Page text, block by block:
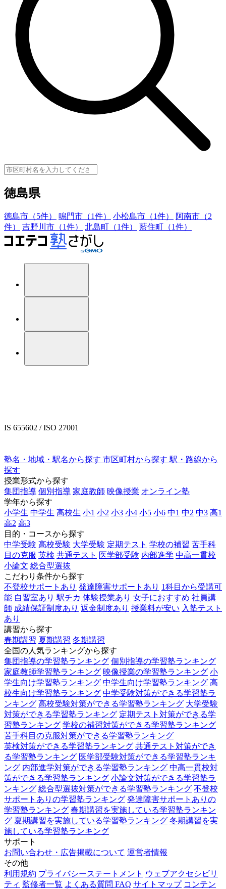
徳島県
徳島市（5件） 鳴門市（1件） 小松島市（1件）
阿南市（2
件）
吉野川市（1件） 北島町（1件） 藍住町（1件）
IS 655602 / ISO 27001
塾名・地域・駅名から探す 市区町村から探す 駅・路線から
探す
授業形式から探す
集団指導 個別指導 家庭教師 映像授業 オンライン塾
学年から探す
小学生 中学生 高校生 小1 小2 小3 小4 小5 小6 中1 中2 中3 高1
高2 高3
目的・コースから探す
中学受験 高校受験 大学受験 定期テスト 学校の補習 苦手科
目の克服 英検 共通テスト 医学部受験 内部進学 中高一貫校
小論文 総合型選抜
こだわり条件から探す
不登校サポートあり 発達障害サポートあり 1科目から受講可
能 自習室あり 駅チカ 体験授業あり 女子におすすめ 社員講
師 成績保証制度あり 返金制度あり 授業料が安い 入塾テスト
あり
講習から探す
春期講習 夏期講習 冬期講習
全国の人気ランキングから探す
集団指導の学習塾ランキング 個別指導の学習塾ランキング
家庭教師学習塾ランキング 映像授業の学習塾ランキング 小
学生向け学習塾ランキング 中学生向け学習塾ランキング 高
校生向け学習塾ランキング 中学受験対策ができる学習塾ラ
ンキング 高校受験対策ができる学習塾ランキング 大学受験
対策ができる学習塾ランキング 定期テスト対策ができる学
習塾ランキング 学校の補習対策ができる学習塾ランキング
苦手科目の克服対策ができる学習塾ランキング
英検対策ができる学習塾ランキング 共通テスト対策ができ
る学習塾ランキング 医学部受験対策ができる学習塾ランキ
ング 内部進学対策ができる学習塾ランキング 中高一貫校対
策ができる学習塾ランキング 小論文対策ができる学習塾ラ
ンキング 総合型選抜対策ができる学習塾ランキング 不登校
サポートありの学習塾ランキング 発達障害サポートありの
学習塾ランキング 春期講習を実施している学習塾ランキン
グ 夏期講習を実施している学習塾ランキング 冬期講習を実
施している学習塾ランキング
サポート
お問い合わせ・広告掲載について 運営者情報
その他
利用規約 プライバシーステートメント ウェブアクセシビリ
ティ 監修者一覧 よくある質問 FAQ サイトマップ コンテン